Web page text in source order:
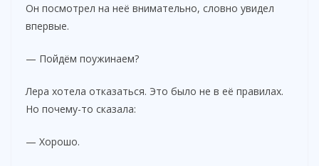
Он посмотрел на неё внимательно, словно увидел
впервые.
— Пойдём поужинаем?
Лера хотела отказаться. Это было не в её правилах.
Но почему-то сказала:
— Хорошо.